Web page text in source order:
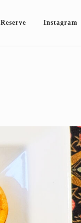
Reserve Instagram